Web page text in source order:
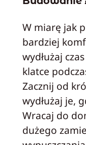
W miarę jak
bardziej
wydłużaj
klatce
Zacznij od
wydłużaj je,
Wracaj do
dużego